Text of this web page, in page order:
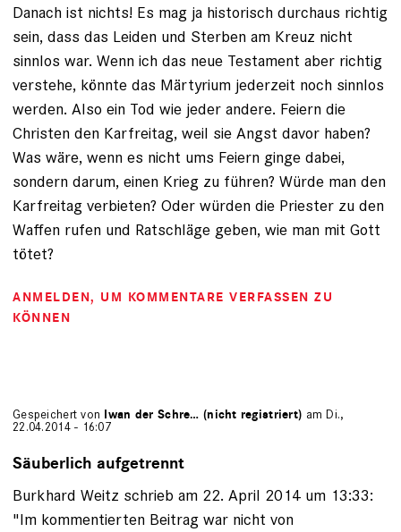
Danach ist nichts! Es mag ja historisch durchaus richtig
sein, dass das Leiden und Sterben am Kreuz nicht
sinnlos war. Wenn ich das neue Testament aber richtig
verstehe, könnte das Märtyrium jederzeit noch sinnlos
werden. Also ein Tod wie jeder andere. Feiern die
Christen den Karfreitag, weil sie Angst davor haben?
Was wäre, wenn es nicht ums Feiern ginge dabei,
sondern darum, einen Krieg zu führen? Würde man den
Karfreitag verbieten? Oder würden die Priester zu den
Waffen rufen und Ratschläge geben, wie man mit Gott
tötet?
ANMELDEN, UM KOMMENTARE VERFASSEN ZU
KÖNNEN
Gespeichert von Iwan der Schre… (nicht registriert) am Di.,
22.04.2014 - 16:07
Säuberlich aufgetrennt
Burkhard Weitz schrieb am 22. April 2014 um 13:33:
"Im kommentierten Beitrag war nicht von